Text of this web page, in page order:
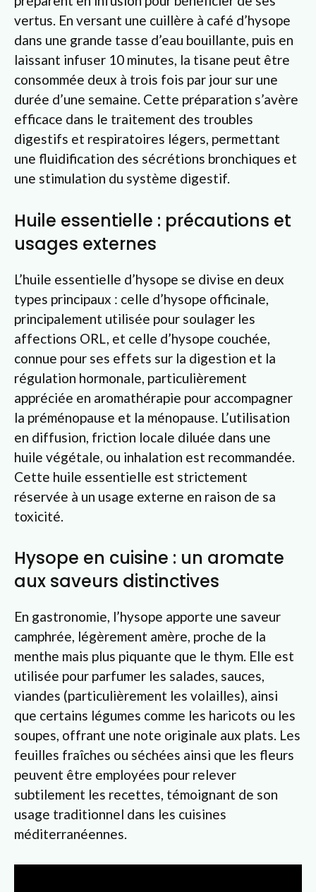
vertus. En versant une cuillère à café d’hysope
dans une grande tasse d’eau bouillante, puis en
laissant infuser 10 minutes, la tisane peut être
consommée deux à trois fois par jour sur une
durée d’une semaine. Cette préparation s’avère
efficace dans le traitement des troubles
digestifs et respiratoires légers, permettant
une fluidification des sécrétions bronchiques et
une stimulation du système digestif.
Huile essentielle : précautions et
usages externes
L’huile essentielle d’hysope se divise en deux
types principaux : celle d’hysope officinale,
principalement utilisée pour soulager les
affections ORL, et celle d’hysope couchée,
connue pour ses effets sur la digestion et la
régulation hormonale, particulièrement
appréciée en aromathérapie pour accompagner
la préménopause et la ménopause. L’utilisation
en diffusion, friction locale diluée dans une
huile végétale, ou inhalation est recommandée.
Cette huile essentielle est strictement
réservée à un usage externe en raison de sa
toxicité.
Hysope en cuisine : un aromate
aux saveurs distinctives
En gastronomie, l’hysope apporte une saveur
camphrée, légèrement amère, proche de la
menthe mais plus piquante que le thym. Elle est
utilisée pour parfumer les salades, sauces,
viandes (particulièrement les volailles), ainsi
que certains légumes comme les haricots ou les
soupes, offrant une note originale aux plats. Les
feuilles fraîches ou séchées ainsi que les fleurs
peuvent être employées pour relever
subtilement les recettes, témoignant de son
usage traditionnel dans les cuisines
méditerranéennes.